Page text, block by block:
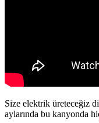
Size elektrik üreteceğiz
aylarında bu kanyonda